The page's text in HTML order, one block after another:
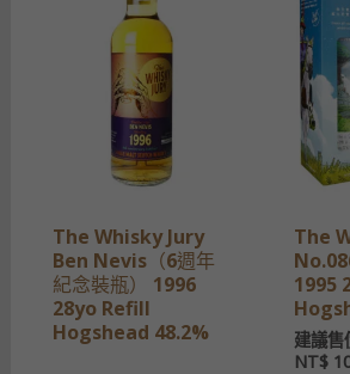
The Whisky Jury
Ben Nevis（6週年
紀念裝瓶） 1996
28yo Refill
Hogshead 48.2%
The
1995
建議售
NT$